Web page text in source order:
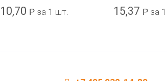
10,70 Р за 1 шт. 15,37 Р за